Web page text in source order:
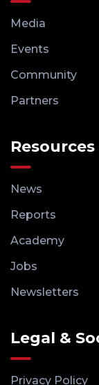
Media
Events
Community
Partners
Resources
News
Reports
Academy
Jobs
Newsletters
Legal &
Privacy Policy